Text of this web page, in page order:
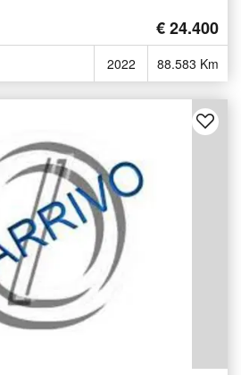
€ 24.400
2022 88.583 Km